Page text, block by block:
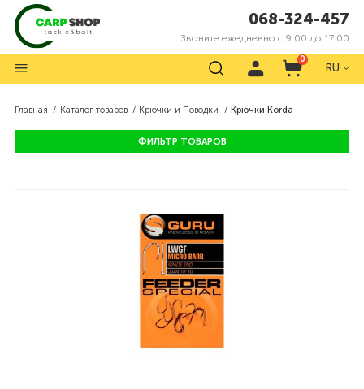
068-324-457
Звоните ежедневно с 9:00 до 17:00
0
RU
Главная Каталог товаров Крючки и Поводки Крючки Korda
ФИЛЬТР ТОВАРОВ